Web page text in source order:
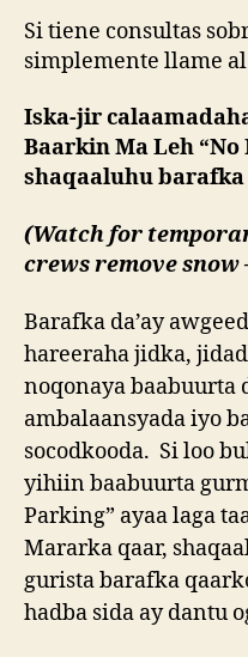
Si tiene consultas
simplemente llame al
Iska-jir
Baarkin Ma Leh
shaqaaluhu
(Watch for
crews remove snow
Barafka da’ay
hareeraha jidka,
noqonaya baabuurta
ambalaansyada iyo
socodkooda. Si loo
yihiin baabuurta
Parking” ayaa laga
Mararka qaar,
gurista barafka
hadba sida ay dantu